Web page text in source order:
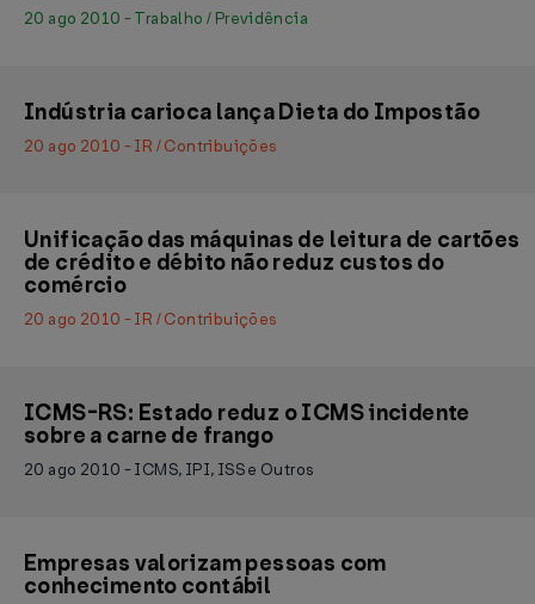
20 ago 2010 - Trabalho / Previdência
Indústria carioca lança Dieta do Impostão
20 ago 2010 - IR / Contribuições
Unificação das máquinas de leitura de cartões
de crédito e débito não reduz custos do
comércio
20 ago 2010 - IR / Contribuições
ICMS-RS: Estado reduz o ICMS incidente
sobre a carne de frango
20 ago 2010 - ICMS, IPI, ISS e Outros
Empresas valorizam pessoas com
conhecimento contábil